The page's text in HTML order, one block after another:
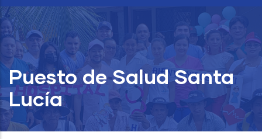
Puesto de Salud Santa
Lucía